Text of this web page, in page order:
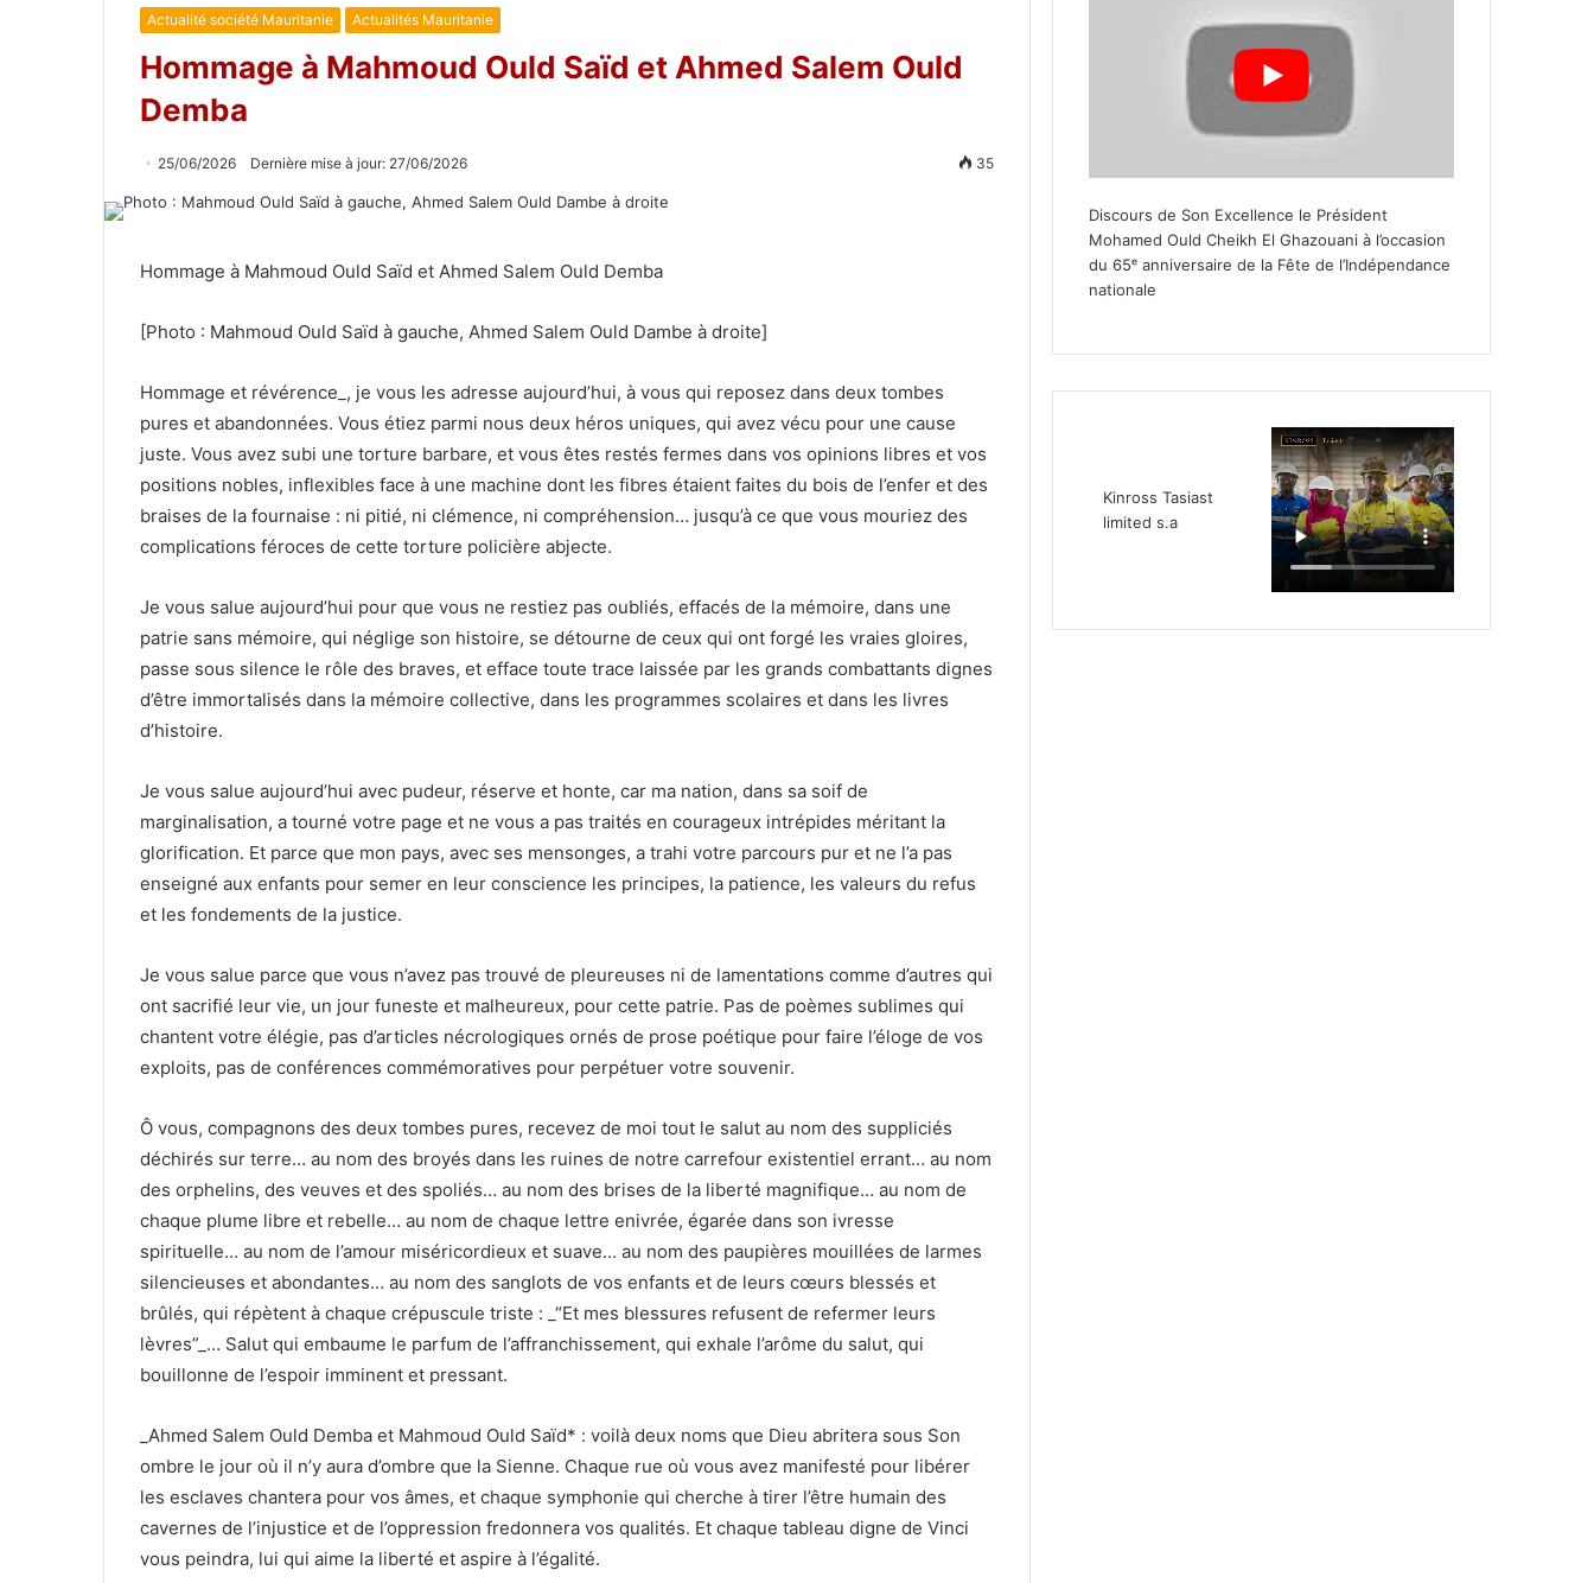
Actualité société Mauritanie Actualités Mauritanie
Hommage à Mahmoud Ould Saïd et Ahmed Salem Ould
Demba
25/06/2026 Dernière mise à jour: 27/06/2026 35
Hommage à Mahmoud Ould Saïd et Ahmed Salem Ould Demba
[Photo : Mahmoud Ould Saïd à gauche, Ahmed Salem Ould Dambe à droite]
Hommage et révérence_, je vous les adresse aujourd’hui, à vous qui reposez dans deux tombes
pures et abandonnées. Vous étiez parmi nous deux héros uniques, qui avez vécu pour une cause
juste. Vous avez subi une torture barbare, et vous êtes restés fermes dans vos opinions libres et vos
positions nobles, inflexibles face à une machine dont les fibres étaient faites du bois de l’enfer et des
braises de la fournaise : ni pitié, ni clémence, ni compréhension… jusqu’à ce que vous mouriez des
complications féroces de cette torture policière abjecte.
Je vous salue aujourd’hui pour que vous ne restiez pas oubliés, effacés de la mémoire, dans une
patrie sans mémoire, qui néglige son histoire, se détourne de ceux qui ont forgé les vraies gloires,
passe sous silence le rôle des braves, et efface toute trace laissée par les grands combattants dignes
d’être immortalisés dans la mémoire collective, dans les programmes scolaires et dans les livres
d’histoire.
Je vous salue aujourd’hui avec pudeur, réserve et honte, car ma nation, dans sa soif de
marginalisation, a tourné votre page et ne vous a pas traités en courageux intrépides méritant la
glorification. Et parce que mon pays, avec ses mensonges, a trahi votre parcours pur et ne l’a pas
enseigné aux enfants pour semer en leur conscience les principes, la patience, les valeurs du refus
et les fondements de la justice.
Je vous salue parce que vous n’avez pas trouvé de pleureuses ni de lamentations comme d’autres qui
ont sacrifié leur vie, un jour funeste et malheureux, pour cette patrie. Pas de poèmes sublimes qui
chantent votre élégie, pas d’articles nécrologiques ornés de prose poétique pour faire l’éloge de vos
exploits, pas de conférences commémoratives pour perpétuer votre souvenir.
Ô vous, compagnons des deux tombes pures, recevez de moi tout le salut au nom des suppliciés
déchirés sur terre… au nom des broyés dans les ruines de notre carrefour existentiel errant… au nom
des orphelins, des veuves et des spoliés… au nom des brises de la liberté magnifique… au nom de
chaque plume libre et rebelle… au nom de chaque lettre enivrée, égarée dans son ivresse
spirituelle… au nom de l’amour miséricordieux et suave… au nom des paupières mouillées de larmes
silencieuses et abondantes… au nom des sanglots de vos enfants et de leurs cœurs blessés et
brûlés, qui répètent à chaque crépuscule triste : _“Et mes blessures refusent de refermer leurs
lèvres”_… Salut qui embaume le parfum de l’affranchissement, qui exhale l’arôme du salut, qui
bouillonne de l’espoir imminent et pressant.
_Ahmed Salem Ould Demba et Mahmoud Ould Saïd* : voilà deux noms que Dieu abritera sous Son
ombre le jour où il n’y aura d’ombre que la Sienne. Chaque rue où vous avez manifesté pour libérer
les esclaves chantera pour vos âmes, et chaque symphonie qui cherche à tirer l’être humain des
cavernes de l’injustice et de l’oppression fredonnera vos qualités. Et chaque tableau digne de Vinci
vous peindra, lui qui aime la liberté et aspire à l’égalité.
Discours de Son Excellence le Président
Mohamed Ould Cheikh El Ghazouani à l’occasion
du 65ᵉ anniversaire de la Fête de l’Indépendance
nationale
Kinross Tasiast
limited s.a